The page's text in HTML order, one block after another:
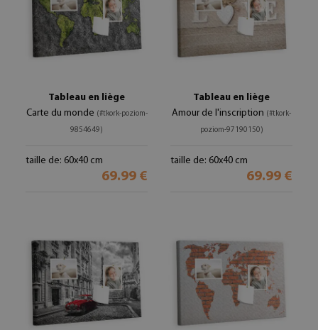
Tableau en liège
Carte du monde (#tkork-poziom-
9854649)
taille de: 60x40 cm
69.99 €
Tableau en liège
Amour de l'inscription (#tkork-
poziom-97190150)
taille de: 60x40 cm
69.99 €